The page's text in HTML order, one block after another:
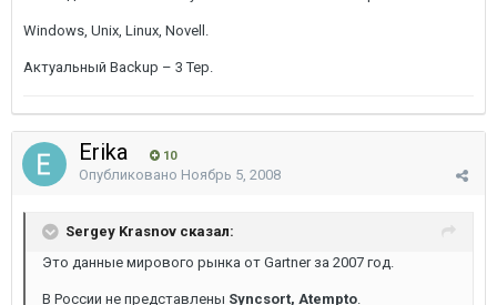
Windows, Unix, Linux, Novell.
Актуальный Backup – 3 Тер.
Erika 10
Опубликовано Ноябрь 5, 2008
Sergey Krasnov сказал:
Это данные мирового рынка от Gartner за 2007 год.
В России не представлены Syncsort, Atempto.